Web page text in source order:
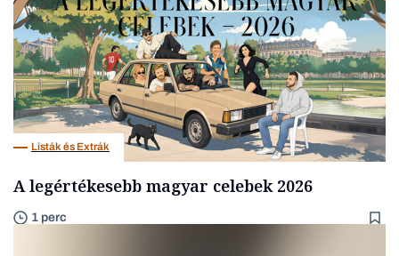
Listák és Extrák
A legértékesebb magyar celebek 2026
1 perc